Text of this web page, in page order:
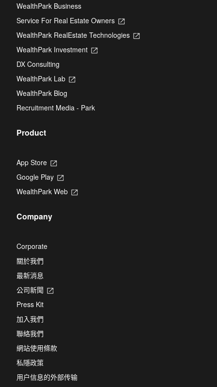
WealthPark Business
Service For Real Estate Owners
Opens
a
WealthPark RealEstate Technologies
Opens
WealthPark Investment
Opens
DX Consulting
WealthPark Lab
Opens
new
tab
WealthPark Blog
Recruitment Media - Park
Product
App Store
Opens
a
new
tab
Google Play
Opens
a
WealthPark Web
Opens
Company
Corporate
關於我們
最新消息
公司新聞
Opens
Press Kit
加入我們
聯絡我們
網站使用條款
私隱政策
用户信息的外部传输